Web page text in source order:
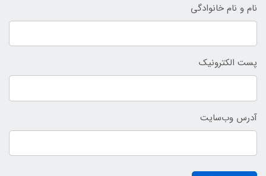
نام و نام خانوادگی
پست الکترونیک
آدرس وب‌سایت